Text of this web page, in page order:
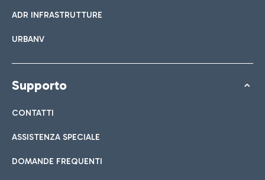
ADR INFRASTRUTTURE
URBANV
Supporto
CONTATTI
ASSISTENZA SPECIALE
DOMANDE FREQUENTI